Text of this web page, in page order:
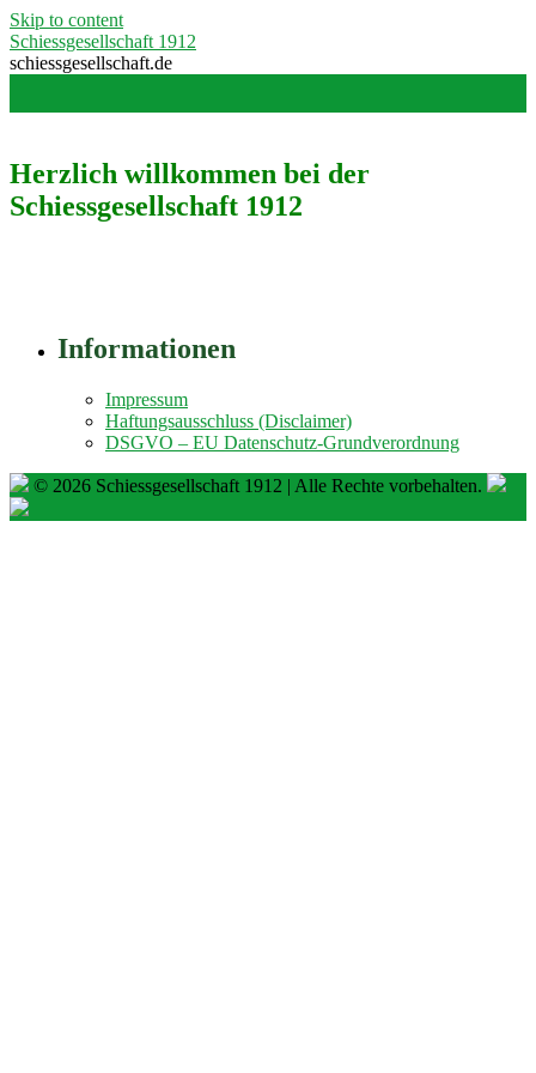
Skip to content
Schiessgesellschaft 1912
schiessgesellschaft.de
Herzlich willkommen bei der
Schiessgesellschaft 1912
Informationen
Impressum
Haftungsausschluss (Disclaimer)
DSGVO – EU Datenschutz-Grundverordnung
© 2026 Schiessgesellschaft 1912 | Alle Rechte vorbehalten.